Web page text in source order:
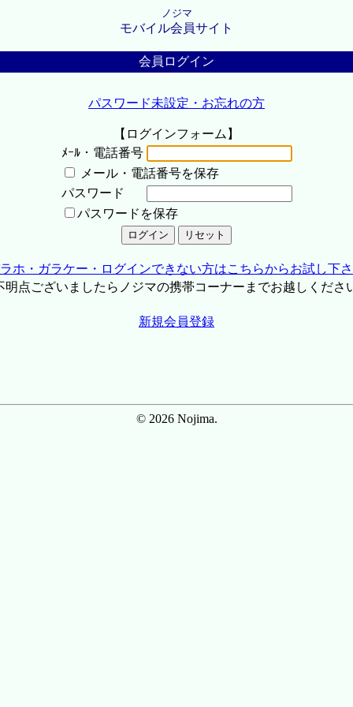
ノジマ
モバイル会員サイト
会員ログイン
パスワード未設定・お忘れの方
【ログインフォーム】
ﾒｰﾙ・電話番号
メール・電話番号を保存
パスワード
パスワードを保存
ホ・ガラケー・ログインできない方はこちらからお試し下
点ございましたらノジマの携帯コーナーまでお越しくださ
新規会員登録
© 2026 Nojima.